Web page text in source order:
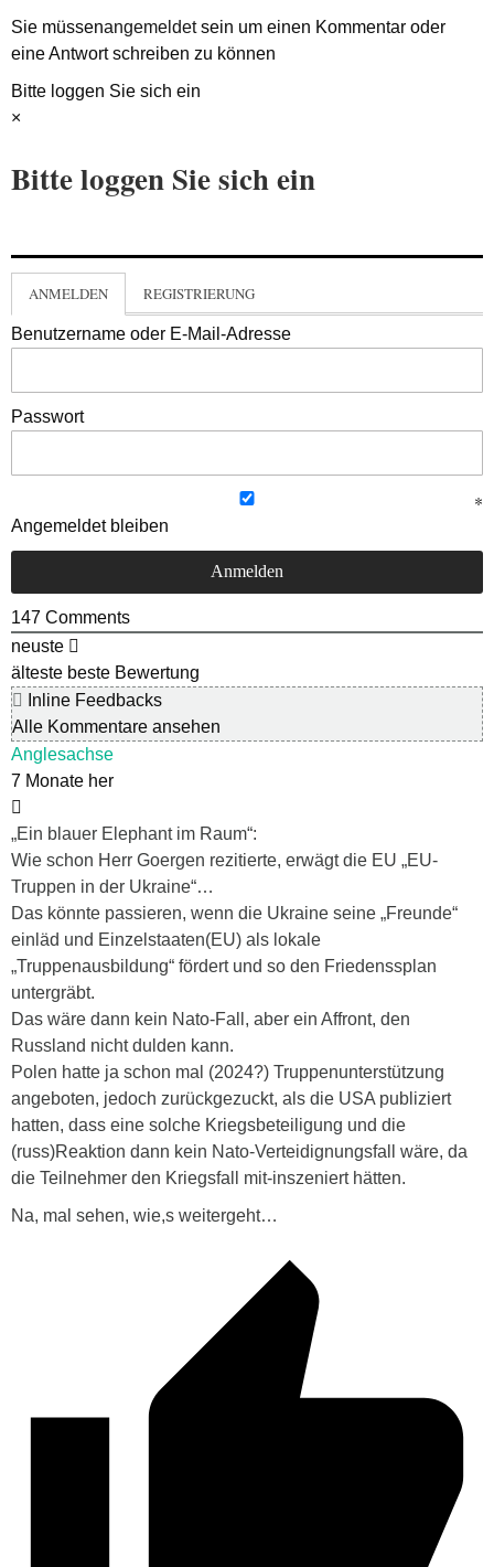
Sie müssenangemeldetsein um einen Kommentar oder
eine Antwort schreiben zu können
Bitte loggen Sie sich ein
×
Bitte loggen Sie sich ein
ANMELDEN REGISTRIERUNG
Benutzername oder E-Mail-Adresse
Passwort
Angemeldet bleiben
147 Comments
neuste
älteste beste Bewertung
Inline Feedbacks
Alle Kommentare ansehen
Anglesachse
7 Monate her
„Ein blauer Elephant im Raum“:
Wie schon Herr Goergen rezitierte, erwägt die EU „EU-
Truppen in der Ukraine“…
Das könnte passieren, wenn die Ukraine seine „Freunde“
einläd und Einzelstaaten(EU) als lokale
„Truppenausbildung“ fördert und so den Friedenssplan
untergräbt.
Das wäre dann kein Nato-Fall, aber ein Affront, den
Russland nicht dulden kann.
Polen hatte ja schon mal (2024?) Truppenunterstützung
angeboten, jedoch zurückgezuckt, als die USA publiziert
hatten, dass eine solche Kriegsbeteiligung und die
(russ)Reaktion dann kein Nato-Verteidignungsfall wäre, da
die Teilnehmer den Kriegsfall mit-inszeniert hätten.
Na, mal sehen, wie,s weitergeht…